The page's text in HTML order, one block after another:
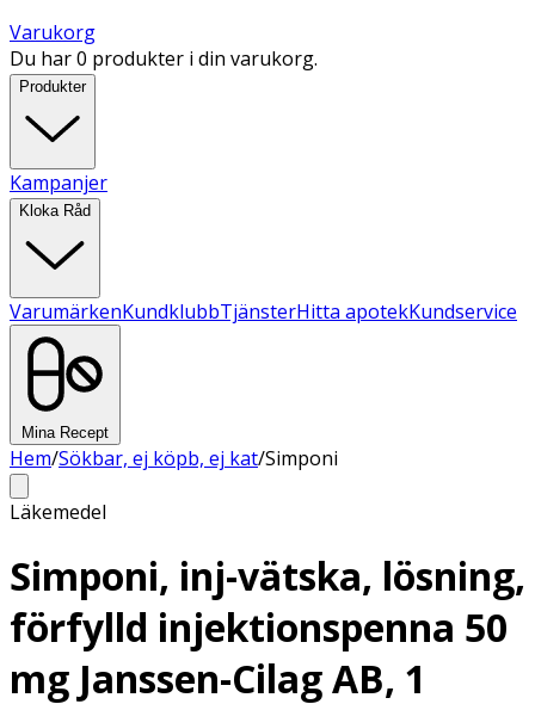
Varukorg
Du har 0 produkter i din varukorg.
Produkter
Kampanjer
Kloka Råd
VarumärkenKundklubbTjänsterHitta apotekKundservice
Mina Recept
Hem/Sökbar, ej köpb, ej kat/Simponi
Läkemedel
Simponi, inj-vätska, lösning,
förfylld injektionspenna 50
mg Janssen-Cilag AB, 1